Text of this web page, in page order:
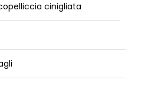
cinigliata